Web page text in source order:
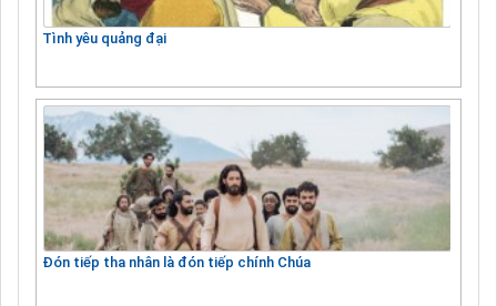
Tình yêu quảng đại
Đón tiếp tha nhân là đón tiếp chính Chúa